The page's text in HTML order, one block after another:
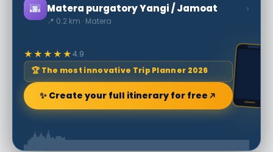
🌆 Matera purgatory Yangi / Jamoat
📍 0.2 km · Matera
›
★★★★★4.9
🏆 The most innovative Trip Planner 2026
✨ Create your full itinerary for free